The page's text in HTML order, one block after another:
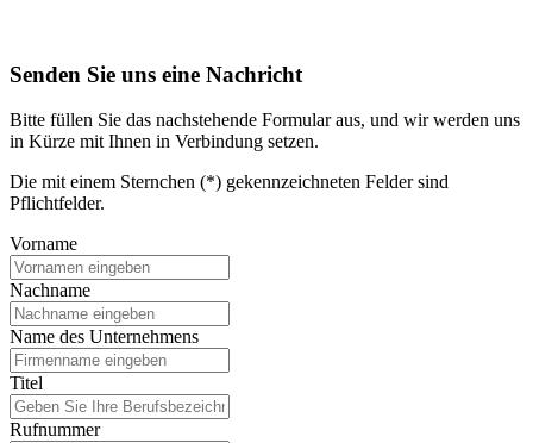
Senden Sie uns eine Nachricht
Bitte füllen Sie das nachstehende Formular aus, und wir werden uns
in Kürze mit Ihnen in Verbindung setzen.
Die mit einem Sternchen (*) gekennzeichneten Felder sind
Pflichtfelder.
Vorname
Nachname
Name des Unternehmens
Titel
Rufnummer